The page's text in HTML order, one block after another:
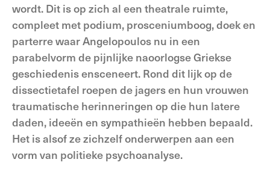
wordt. Dit is op zich al een theatrale ruimte,
compleet met podium, prosceniumboog, doek en
parterre waar Angelopoulos nu in een
parabelvorm de pijnlijke naoorlogse Griekse
geschiedenis ensceneert. Rond dit lijk op de
dissectietafel roepen de jagers en hun vrouwen
traumatische herinneringen op die hun latere
daden, ideeën en sympathieën hebben bepaald.
Het is alsof ze zichzelf onderwerpen aan een
vorm van politieke psychoanalyse.